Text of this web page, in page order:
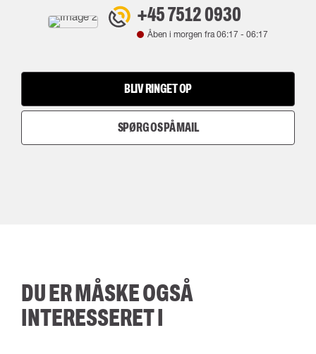
+45 7512 0930
Åben i morgen fra06:17 - 06:17
BLIV RINGET OP
SPØRG OS PÅ MAIL
DU ER MÅSKE OGSÅ
INTERESSERET I